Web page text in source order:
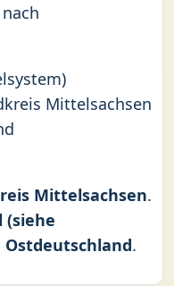
Mittelsachsen
Mittelsachsen.
(siehe
Ostdeutschland.